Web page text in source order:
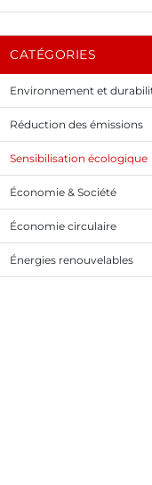
CATÉGORIES
Environnement et
Réduction des émissions
Sensibilisation écologique
Économie & Société
Économie circulaire
Énergies renouvelables